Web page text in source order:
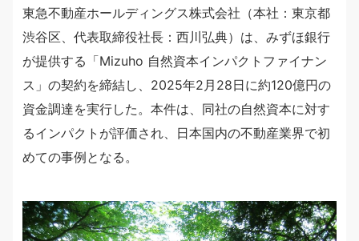
東急不動産ホールディングス株式会社（本社：東京都
渋谷区、代表取締役社長：西川弘典）は、みずほ銀行
が提供する「Mizuho 自然資本インパクトファイナン
ス」の契約を締結し、2025年2月28日に約120億円の
資金調達を実行した。本件は、同社の自然資本に対す
るインパクトが評価され、日本国内の不動産業界で初
めての事例となる。